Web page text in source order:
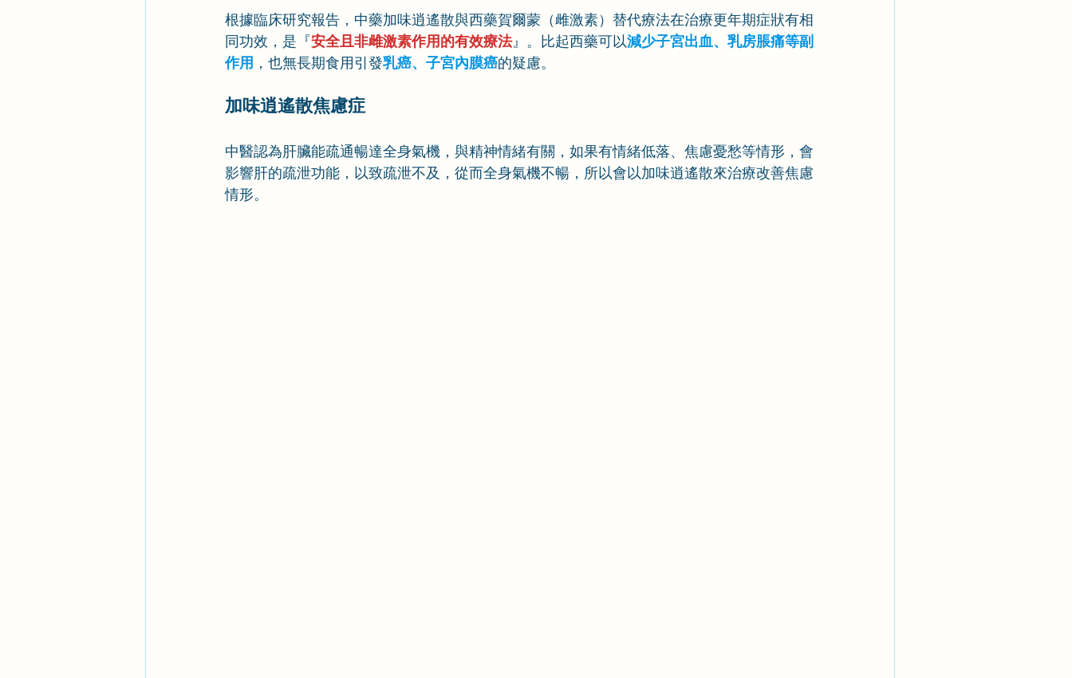
根據臨床研究報告，中藥加味逍遙散與西藥賀爾蒙（雌激素）替代療法在治療更年期症狀有相
同功效，是『安全且非雌激素作用的有效療法』。比起西藥可以減少子宮出血、乳房脹痛等副
作用 ，也無長期食用引發乳癌、子宮內膜癌的疑慮。
加味逍遙散焦慮症
中醫認為肝臟能疏通暢達全身氣機，與精神情緒有關，如果有情緒低落、焦慮憂愁等情形，會
影響肝的疏泄功能，以致疏泄不及，從而全身氣機不暢，所以會以加味逍遙散來治療改善焦慮
情形。